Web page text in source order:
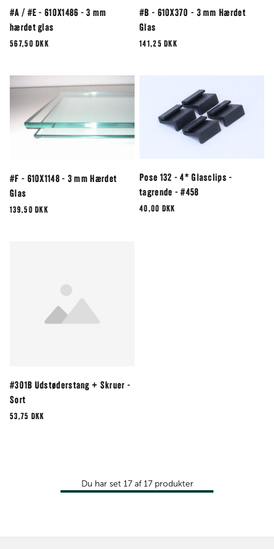
#A / #E - 610X1486 - 3 mm
hærdet glas
567,50 DKK
#B - 610X370 - 3 mm Hærdet
Glas
141,25 DKK
#F - 610X1148 - 3 mm Hærdet
Glas
139,50 DKK
Pose 132 - 4* Glasclips -
tagrende - #458
40,00 DKK
#301B Udstøderstang + Skruer -
Sort
53,75 DKK
Du har set 17 af 17 produkter